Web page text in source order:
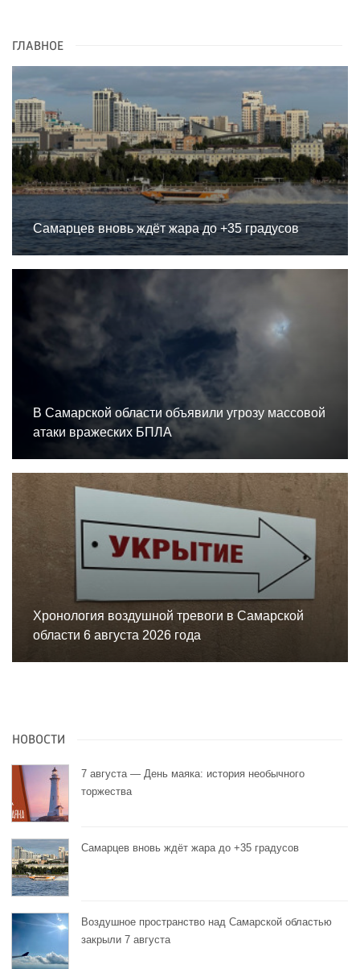
ГЛАВНОЕ
Самарцев вновь ждёт жара до +35 градусов
В Самарской области объявили угрозу массовой
атаки вражеских БПЛА
Хронология воздушной тревоги в Самарской
области 6 августа 2026 года
НОВОСТИ
7 августа — День маяка: история необычного
торжества
Самарцев вновь ждёт жара до +35 градусов
Воздушное пространство над Самарской областью
закрыли 7 августа